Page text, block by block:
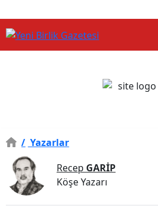
/ Yazarlar
Recep GARİP
Köşe Yazarı